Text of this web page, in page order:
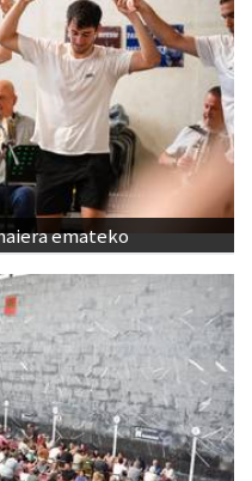
emateko